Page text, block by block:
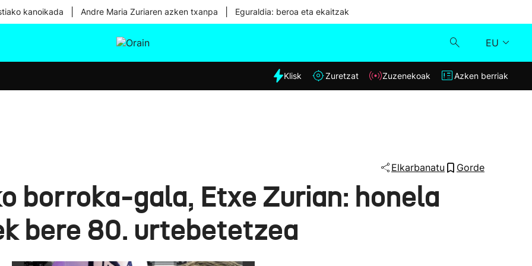
kanoikada Andre Maria Zuriaren azken txanpa Eguraldia: beroa eta ekaitzak
EU
Eguraldia
Klisk
Klisk Zuretzat Zuzenekoak Azken berriak
Elkarbanatu Gorde
borroka-gala, Etxe Zurian: honela
bere 80. urtebetetzea